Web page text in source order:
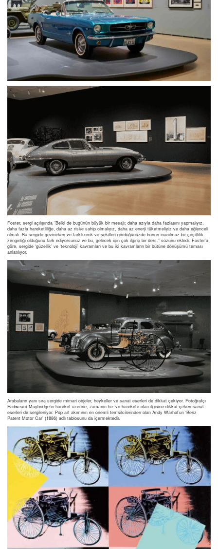
Foster, sergi açılışında “Belki de bugünün büyük bir mesajı; daha azıyla daha fazlasını yapmalıyız,
daha fazla hareketliliğe, daha az riske sahip olmalıyız, daha az enerji tüketmeliyiz ve daha eğlenceli
olmalı. Bu sergide gezinirken ve farklı renk ve şekilleri gördüğünüzde bunun inanılmaz bir çeşitlilik
zenginliği olduğunu fark ediyorsunuz ve bu, gelecek için çok ilginç bir ders.” sözünü ekledi. Foster’a
göre, sergide ‘güzellik’ ve ‘teknoloji’ kavramları ve bu iki kavramların bir bütüne dönüşümü teması
anlatılıyor.
Arabaların yanı sıra sergide mimari objeler, heykeller ve sanat eserleri de dikkat çekiyor. Fotoğrafçı
Eadweard Muybridge’in hareket üzerine, zamanın hız ve harekete olan ilgisine dikkat çeken sanat
eserleri de sergileniyor. Pop art akımının en önemli temsilcilerinden olan Andy Warhol’un ‘Benz
Patent Motor Car’ (1886) adlı tablosunu da içermektedir.